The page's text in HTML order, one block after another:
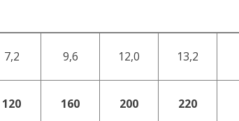
7,2 9,6 12,0 13,2
120 160 200 220